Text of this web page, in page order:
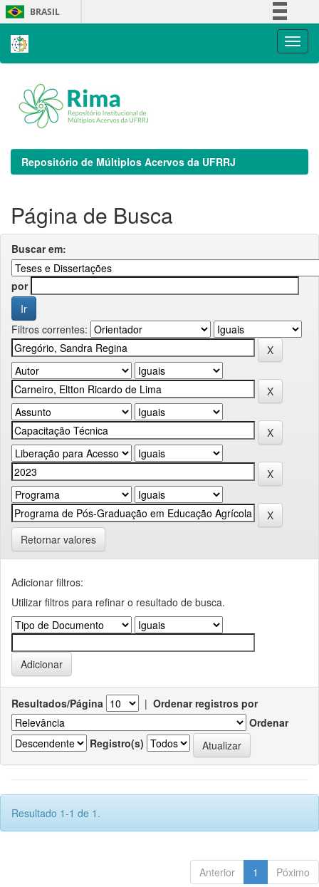
Skip
navigation
BRASIL
Repositório de Múltiplos Acervos da UFRRJ
Página de Busca
Buscar em:
por
Filtros correntes:
Retornar valores
Adicionar filtros:
Utilizar filtros para refinar o resultado de busca.
Resultados/Página | Ordenar registros por
Ordenar
Registro(s)
Resultado 1-1 de 1.
Anterior 1 Póximo